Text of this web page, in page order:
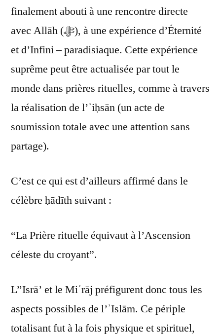
finalement abouti à une rencontre directe
avec Allāh (ﷻ), à une expérience d’Éternité
et d’Infini – paradisiaque. Cette expérience
suprême peut être actualisée par tout le
monde dans prières rituelles, comme à travers
la réalisation de l’ʾiḥsān (un acte de
soumission totale avec une attention sans
partage).
C’est ce qui est d’ailleurs affirmé dans le
célèbre ḥādīth suivant :
“La Prière rituelle équivaut à l’Ascension
céleste du croyant”.
L’’Isrā’ et le Miʿrāj préfigurent donc tous les
aspects possibles de l’ʾIslām. Ce périple
totalisant fut à la fois physique et spirituel,